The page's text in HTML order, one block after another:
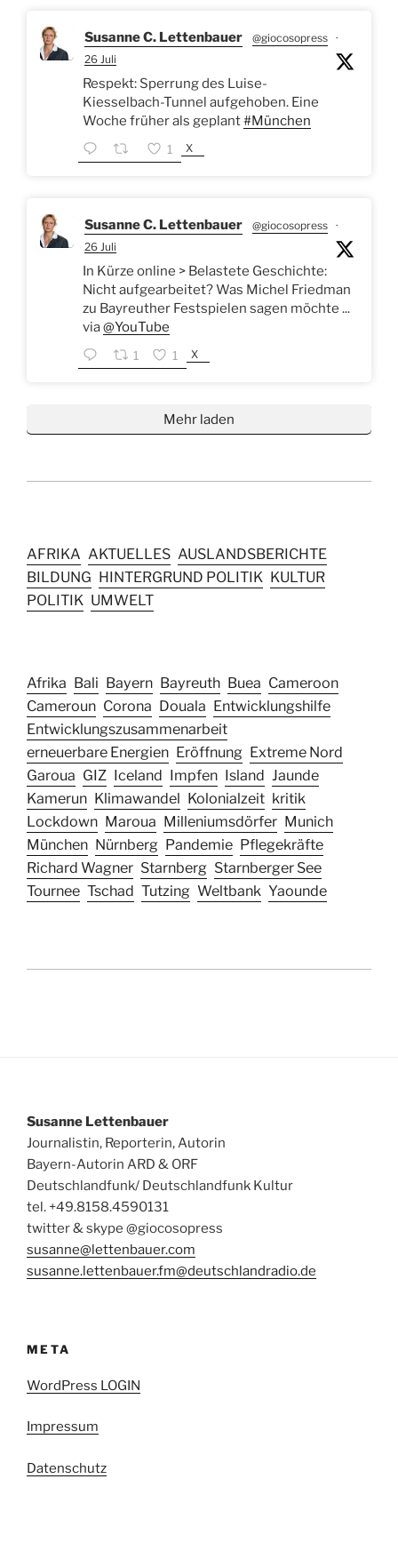
Susanne C. Lettenbauer @giocosopress ·
26 Juli
Respekt: Sperrung des Luise-
Kiesselbach-Tunnel aufgehoben. Eine
Woche früher als geplant#München
1 X
Susanne C. Lettenbauer @giocosopress ·
26 Juli
In Kürze online > Belastete Geschichte:
Nicht aufgearbeitet? Was Michel Friedman
zu Bayreuther Festspielen sagen möchte ...
via@YouTube
1 1 X
Mehr laden
AFRIKA AKTUELLES AUSLANDSBERICHTE
BILDUNG HINTERGRUND POLITIK KULTUR
POLITIK UMWELT
Afrika Bali Bayern Bayreuth Buea Cameroon
Cameroun Corona Douala Entwicklungshilfe
Entwicklungszusammenarbeit
erneuerbare Energien Eröffnung Extreme Nord
Garoua GIZ Iceland Impfen Island Jaunde
Kamerun Klimawandel Kolonialzeit kritik
Lockdown Maroua Milleniumsdörfer Munich
München Nürnberg Pandemie Pflegekräfte
Richard Wagner Starnberg Starnberger See
Tournee Tschad Tutzing Weltbank Yaounde
Susanne Lettenbauer
Journalistin, Reporterin, Autorin
Bayern-Autorin ARD & ORF
Deutschlandfunk/ Deutschlandfunk Kultur
tel. +49.8158.4590131
twitter & skype @giocosopress
susanne@lettenbauer.com
susanne.lettenbauer.fm@deutschlandradio.de
META
WordPress LOGIN
Impressum
Datenschutz